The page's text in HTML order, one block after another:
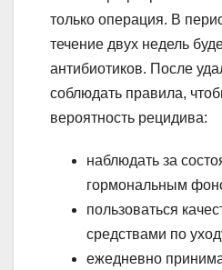
только операция. В
течение двух недель
антибиотиков. После
соблюдать правила,
вероятность рецидива:
наблюдать за
гормональным
пользоваться
средствами по
ежедневно